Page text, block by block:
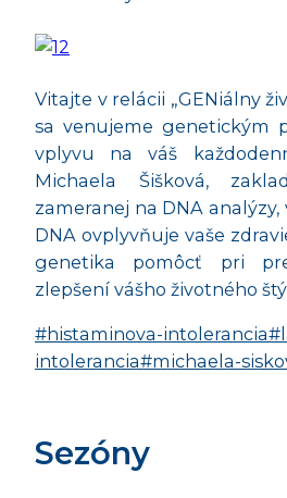
Vitajte v relácii „GENiálny
sa venujeme genetickým
vplyvu na váš
Michaela Šišková,
zameranej na DNA analýzy,
DNA ovplyvňuje vaše
genetika pomôcť pri
zlepšení vášho životného
#histaminova-intolerancia
intolerancia#michaela-
Sezóny